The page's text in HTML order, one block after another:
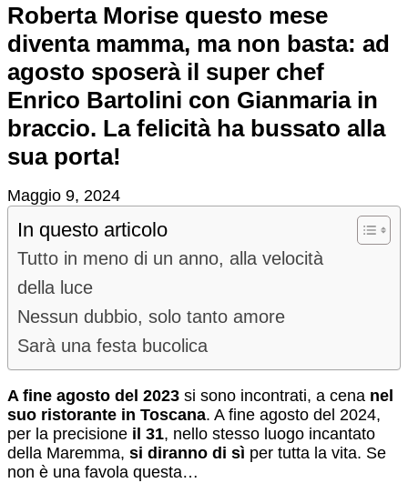
Roberta Morise questo mese
diventa mamma, ma non basta: ad
agosto sposerà il super chef
Enrico Bartolini con Gianmaria in
braccio. La felicità ha bussato alla
sua porta!
Maggio 9, 2024
In questo articolo
Tutto in meno di un anno, alla velocità
della luce
Nessun dubbio, solo tanto amore
Sarà una festa bucolica
A fine agosto del 2023 si sono incontrati, a cena nel
suo ristorante in Toscana. A fine agosto del 2024,
per la precisione il 31, nello stesso luogo incantato
della Maremma, si diranno di sì per tutta la vita. Se
non è una favola questa…